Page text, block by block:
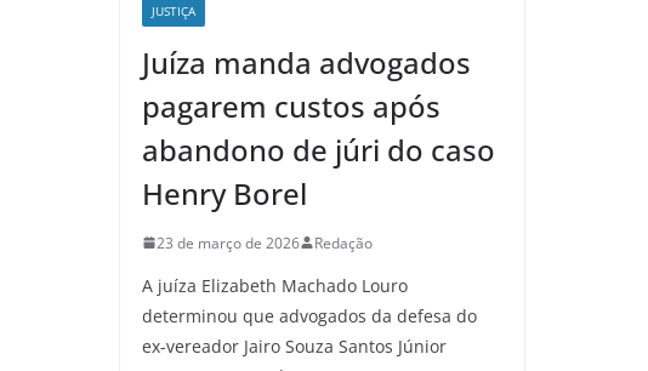
JUSTIÇA
Juíza manda advogados
pagarem custos após
abandono de júri do caso
Henry Borel
23 de março de 2026 Redação
A juíza Elizabeth Machado Louro
determinou que advogados da defesa do
ex-vereador Jairo Souza Santos Júnior